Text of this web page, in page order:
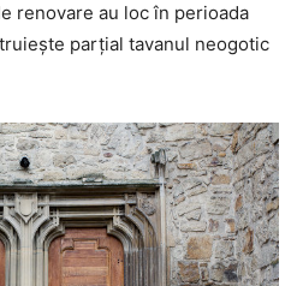
renovare au loc în perioada
parţial tavanul neogotic